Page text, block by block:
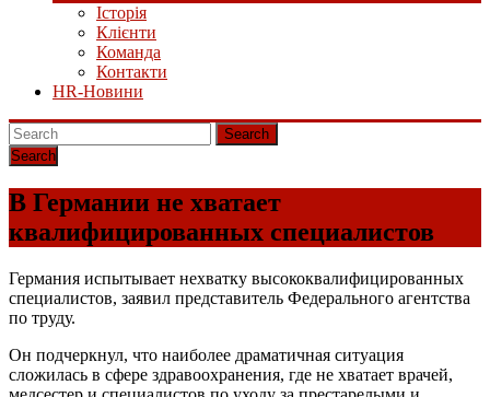
Історія
Клієнти
Команда
Контакти
HR-Новини
Search
В Германии не хватает
квалифицированных специалистов
Германия испытывает нехватку высококвалифицированных
специалистов, заявил представитель Федерального агентства
по труду.
Он подчеркнул, что наиболее драматичная ситуация
сложилась в сфере здравоохранения, где не хватает врачей,